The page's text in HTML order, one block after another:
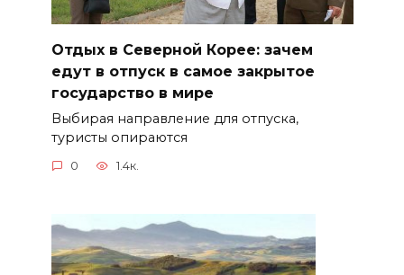
Отдых в Северной Корее: зачем
едут в отпуск в самое закрытое
государство в мире
Выбирая направление для отпуска,
туристы опираются
0 1.4к.